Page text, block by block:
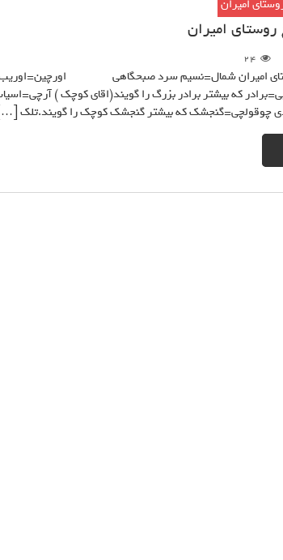
روستای امیران
امیران
24
امیران شمال=نسیم سرد صبحگاهی اورچین=اوریب
که بیشتر برادر بزرگ را گویند(اقای کوچک )
چوقولچی=گنجشک که بیشتر گنجشک کوچک را گویند.تلک […]